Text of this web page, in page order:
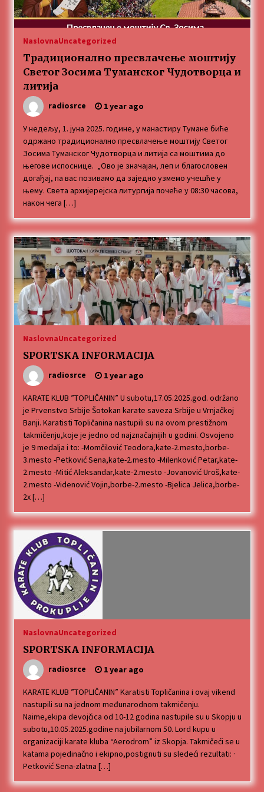
„Караван безбедности саобраћаја
3 months ago
SPORTSKA INFORMACIJA
3 months ago
,,Đavo nosi Pradu 2“
3 months ago
CINEPLEXX NIŠ BIOSKOP PROSLAVLJA ROĐENDAN
18. APRILA
4 months ago
ЛИТУРГИЈА
4 months ago
MEDALJE ZA TOPLIČANIN NA MEĐUNARODNOJ
SCENI!
4 months ago
4 months ago
Prvenstvu regiona u Jagodini
5 months ago
ОБАВЕШТЕЊЕ
5 months ago
bioskopu. Petak, 13, mart od 19.30 časova
5 months ago
NaslovnaUncategorized
Традиционално пресвлачење моштију
Светог Зосима Туманског Чудотворца и
литија
radiosrce 1 year ago
У недељу, 1. јуна 2025. године, у манастиру Тумане биће
одржано традиционално пресвлачење моштију Светог
Зосима Туманског Чудотворца и литија са моштима до
његове испоснице. „Ово је значајан, леп и благословен
догађај, па вас позивамо да заједно узмемо учешће у
њему. Света архијерејска литургија почеће у 08:30 часова,
након чега […]
NaslovnaUncategorized
SPORTSKA INFORMACIJA
radiosrce 1 year ago
KARATE KLUB ”TOPLIČANIN” U subotu,17.05.2025.god. održano
je Prvenstvo Srbije Šotokan karate saveza Srbije u Vrnjačkoj
Banji. Karatisti Topličanina nastupili su na ovom prestižnom
takmičenju,koje je jedno od najznačajnijih u godini. Osvojeno
je 9 medalja i to: -Momčilović Teodora,kate-2.mesto,borbe-
3.mesto -Petković Sena,kate-2.mesto -Milenković Petar,kate-
2.mesto -Mitić Aleksandar,kate-2.mesto -Jovanović Uroš,kate-
2.mesto -Videnović Vojin,borbe-2.mesto -Bjelica Jelica,borbe-
2x […]
NaslovnaUncategorized
SPORTSKA INFORMACIJA
radiosrce 1 year ago
KARATE KLUB ”TOPLIČANIN” Karatisti Topličanina i ovaj vikend
nastupili su na jednom međunarodnom takmičenju.
Naime,ekipa devojčica od 10-12 godina nastupile su u Skopju u
subotu,10.05.2025.godine na jubilarnom 50. Lord kupu u
organizaciji karate kluba “Aerodrom” iz Skopja. Takmičeći se u
katama pojedinačno i ekipno,postignuti su sledeći rezultati: ·
Petković Sena-zlatna […]